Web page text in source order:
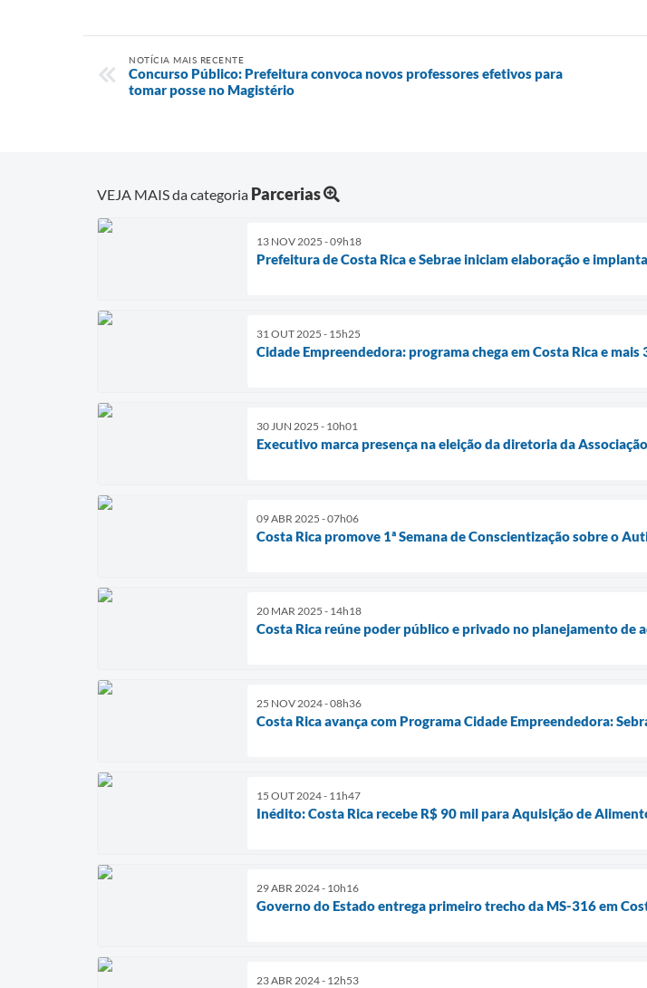
NOTÍCIA MAIS RECENTE
Concurso Público: Prefeitura convoca novos professores efetivos para
tomar posse no Magistério
VEJA MAIS da categoria Parcerias
13 NOV 2025 - 09h18
Prefeitura de Costa Rica e Sebrae iniciam elaboração e
31 OUT 2025 - 15h25
Cidade Empreendedora: programa chega em Costa Rica e
30 JUN 2025 - 10h01
Executivo marca presença na eleição da diretoria da
09 ABR 2025 - 07h06
Costa Rica promove 1ª Semana de Conscientização sobre o
20 MAR 2025 - 14h18
Costa Rica reúne poder público e privado no planejamento de
25 NOV 2024 - 08h36
Costa Rica avança com Programa Cidade Empreendedora:
15 OUT 2024 - 11h47
Inédito: Costa Rica recebe R$ 90 mil para Aquisição de
29 ABR 2024 - 10h16
Governo do Estado entrega primeiro trecho da MS-316 em
23 ABR 2024 - 12h53